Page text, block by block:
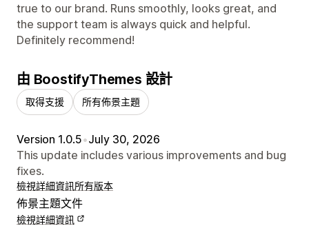
true to our brand. Runs smoothly, looks great, and
the support team is always quick and helpful.
Definitely recommend!
由 BoostifyThemes 設計
取得支援 所有佈景主題
Version 1.0.5•July 30, 2026
This update includes various improvements and bug
fixes.
檢視詳細資訊所有版本
佈景主題文件
檢視詳細資訊